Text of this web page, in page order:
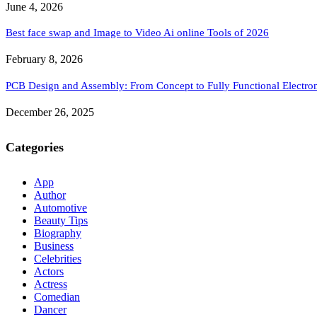
June 4, 2026
Best face swap and Image to Video Ai online Tools of 2026
February 8, 2026
PCB Design and Assembly: From Concept to Fully Functional
December 26, 2025
Categories
App
Author
Automotive
Beauty Tips
Biography
Business
Celebrities
Actors
Actress
Comedian
Dancer